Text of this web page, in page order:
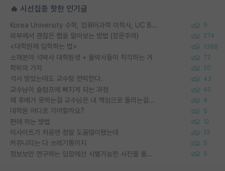
🔥 시선집중 핫한 인기글
Korea University 수학, 컴퓨터과학 이학사, UC Berkeley 산업공학 대학원 공학박사가 되는 것은 쉽지 않겠죠? 9
외부에서 괜찮은 랩을 알아보는 방법 (장문주의) 274
<대학원에 입학하는 법> 1388
소재분야 석박사 대학원생 + 물박사들이 착각하는 거 72
학위의 가치 20
석사 받았는데도 교수랑 연락한다. 43
교수님이 슬럼프에 빠지게 되는 과정 40
왜 후배가 못하는걸 교수님은 내 책임으로 돌리는걸까요? 4
대학원 어디로 가야할까요? 5
편애 하는 방법 12
이사이트가 처음엔 정말 도움많이됐는데 13
커뮤니티는 다 쓰레기통이지 5
정보보안 연구하는 입장에선 식별가능한 사진을 올리는건 비추이긴함 5